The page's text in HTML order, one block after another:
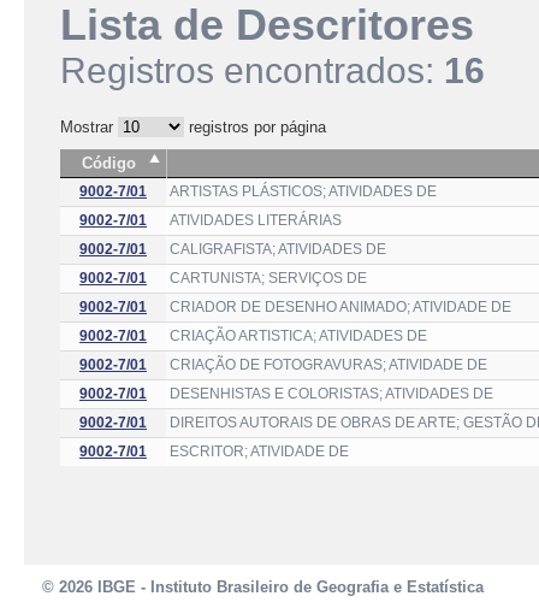
Lista de Descritores
Registros encontrados: 16
Mostrar
registros por página
Código
9002-7/01
ARTISTAS PLÁSTICOS; ATIVIDADES DE
9002-7/01
ATIVIDADES LITERÁRIAS
9002-7/01
CALIGRAFISTA; ATIVIDADES DE
9002-7/01
CARTUNISTA; SERVIÇOS DE
9002-7/01
CRIADOR DE DESENHO ANIMADO; ATIVIDADE DE
9002-7/01
CRIAÇÃO ARTISTICA; ATIVIDADES DE
9002-7/01
CRIAÇÃO DE FOTOGRAVURAS; ATIVIDADE DE
9002-7/01
DESENHISTAS E COLORISTAS; ATIVIDADES DE
9002-7/01
DIREITOS AUTORAIS DE OBRAS DE ARTE; GESTÃO
9002-7/01
ESCRITOR; ATIVIDADE DE
© 2026 IBGE - Instituto Brasileiro de Geografia e Estatística